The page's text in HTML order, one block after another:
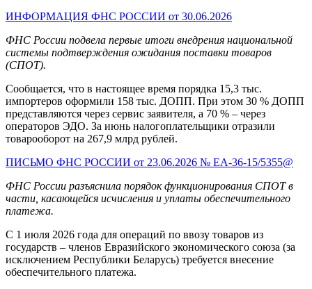
ИНФОРМАЦИЯ ФНС РОССИИ от 30.06.2026
ФНС России подвела первые итоги внедрения национальной
системы подтверждения ожидания поставки товаров
(СПОТ).
Сообщается, что в настоящее время порядка 15,3 тыс.
импортеров оформили 158 тыс. ДОПП. При этом 30 % ДОПП
представляются через сервис заявителя, а 70 % – через
операторов ЭДО. За июнь налогоплательщики отразили
товарооборот на 267,9 млрд рублей.
ПИСЬМО ФНС РОССИИ от 23.06.2026 № ЕА-36-15/5355@
ФНС России разъяснила порядок функционирования СПОТ в
части, касающейся исчисления и уплаты обеспечительного
платежа.
С 1 июля 2026 года для операций по ввозу товаров из
государств – членов Евразийского экономического союза (за
исключением Республики Беларусь) требуется внесение
обеспечительного платежа.